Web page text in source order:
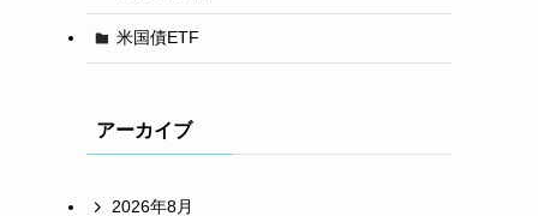
米国債ETF
アーカイブ
2026年8月